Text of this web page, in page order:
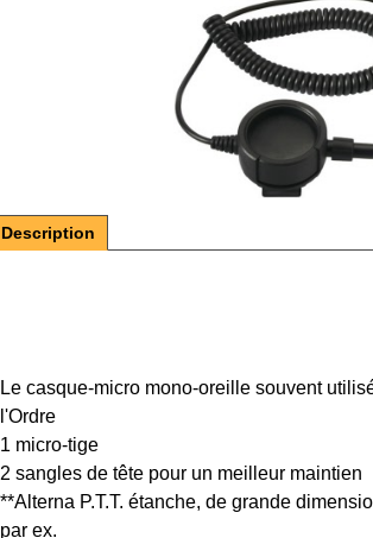
Description
Le casque-micro mono-oreille souvent
l'Ordre
1 micro-tige
2 sangles de tête pour un meilleur maintien
**Alterna P.T.T. étanche, de grande
par ex.